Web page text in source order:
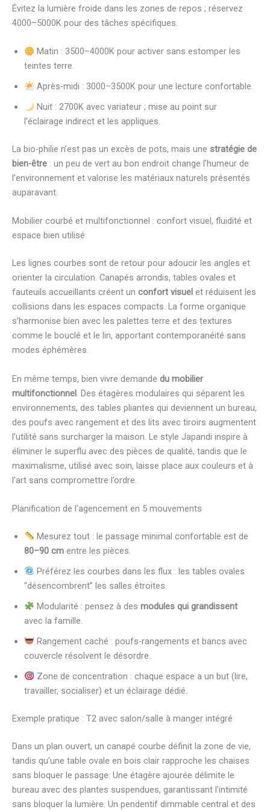
Évitez la lumière froide dans les zones de repos ; réservez
4000–5000K pour des tâches spécifiques.
Matin : 3500–4000K pour activer sans estomper les
teintes terre.
Après-midi : 3000–3500K pour une lecture confortable.
Nuit : 2700K avec variateur ; mise au point sur
l’éclairage indirect et les appliques.
La bio-philie n’est pas un excès de pots, mais une stratégie de
bien-être : un peu de vert au bon endroit change l’humeur de
l’environnement et valorise les matériaux naturels présentés
auparavant.
Mobilier courbé et multifonctionnel : confort visuel, fluidité et
espace bien utilisé
Les lignes courbes sont de retour pour adoucir les angles et
orienter la circulation. Canapés arrondis, tables ovales et
fauteuils accueillants créent un confort visuel et réduisent les
collisions dans les espaces compacts. La forme organique
s’harmonise bien avec les palettes terre et des textures
comme le bouclé et le lin, apportant contemporanéité sans
modes éphémères.
En même temps, bien vivre demande du mobilier
multifonctionnel . Des étagères modulaires qui séparent les
environnements, des tables pliantes qui deviennent un bureau,
des poufs avec rangement et des lits avec tiroirs augmentent
l’utilité sans surcharger la maison. Le style Japandi inspire à
éliminer le superflu avec des pièces de qualité, tandis que le
maximalisme, utilisé avec soin, laisse place aux couleurs et à
l’art sans compromettre l’ordre.
Planification de l’agencement en 5 mouvements
Mesurez tout : le passage minimal confortable est de
80–90 cm entre les pièces.
Préférez les courbes dans les flux : les tables ovales
“désencombrent” les salles étroites.
Modularité : pensez à des modules qui grandissent
avec la famille.
Rangement caché : poufs-rangements et bancs avec
couvercle résolvent le désordre.
Zone de concentration : chaque espace a un but (lire,
travailler, socialiser) et un éclairage dédié.
Exemple pratique : T2 avec salon/salle à manger intégré
Dans un plan ouvert, un canapé courbe définit la zone de vie,
tandis qu’une table ovale en bois clair rapproche les chaises
sans bloquer le passage. Une étagère ajourée délimite le
bureau avec des plantes suspendues, garantissant l’intimité
sans bloquer la lumière. Un pendentif dimmable central et des